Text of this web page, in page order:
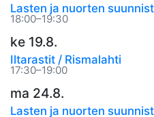
Lasten ja nuorten
18:00–19:30
ke 19.8.
Iltarastit / Rismalahti
17:30–19:00
ma 24.8.
Lasten ja nuorten